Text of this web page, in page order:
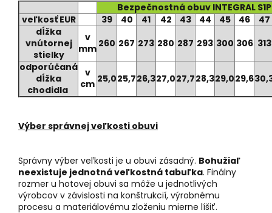
Bezpečnostná obuv INTEGRAL S1P
veľkosť EUR
39 40 41 42 43 44 45 46
47
dĺžka
vnútornej
stielky
v
mm 260 267 273 280 287 293 300 306 313
odporúčaná
dĺžka
chodidla
v
cm 25,025,726,327,027,728,329,029,6
Výber správnej veľkosti obuvi
Správny výber veľkosti je u obuvi zásadný. Bohužiaľ
neexistuje jednotná veľkostná tabuľka. Finálny
rozmer u hotovej obuvi sa môže u jednotlivých
výrobcov v závislosti na konštrukcií, výrobnému
procesu a materiálovému zloženiu mierne líšiť.